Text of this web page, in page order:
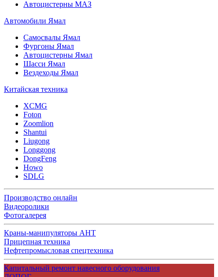
Автоцистерны МАЗ
Автомобили Ямал
Самосвалы Ямал
Фургоны Ямал
Автоцистерны Ямал
Шасси Ямал
Вездеходы Ямал
Китайская техника
XCMG
Foton
Zoomlion
Shantui
Liugong
Longgong
DongFeng
Howo
SDLG
Производство онлайн
Видеоролики
Фотогалерея
Краны-манипуляторы АНТ
Прицепная техника
Нефтепромысловая спецтехника
Капитальный ремонт навесного оборудования